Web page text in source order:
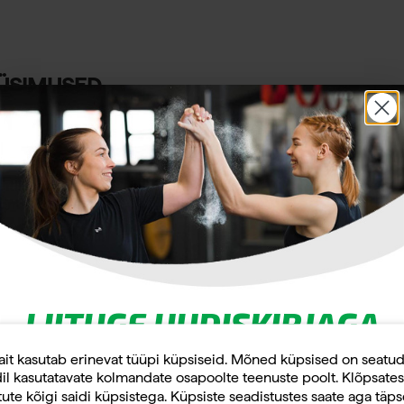
Sobib 10 paari hantlite jaoks.
kasutab erinevat tüüpi küpsiseid. Mõned küpsised on
kasutatavate kolmandate osapoolte teenuste poolt.
kõigi saidi küpsistega. Küpsiste seadistustes saate aga
LIITUGE UUDISKIRJAGA
Uudiskirja tellijana saate jooksvat teavet ja
pakkumisi teid huvitavate küsimuste kohta